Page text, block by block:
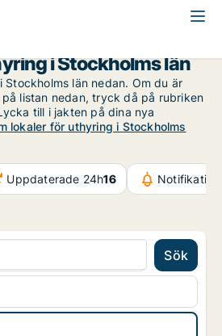
i Stockholms län
Stockholms län nedan. Om du är
listan nedan, tryck då på rubriken
till i jakten på dina nya
lokaler för uthyring i Stockholms
Uppdaterade 24h16
Sök